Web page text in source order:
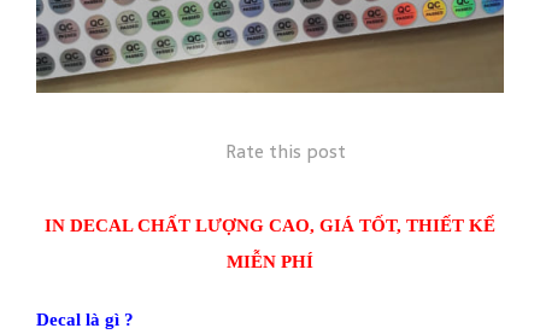
Rate this post
IN DECAL CHẤT LƯỢNG CAO, GIÁ TỐT, THIẾT KẾ
MIỄN PHÍ
Decal là gì ?